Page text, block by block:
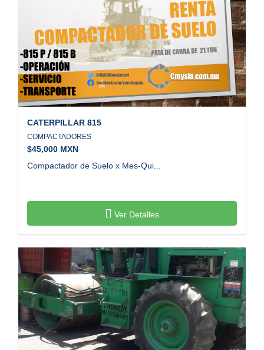
CATERPILLAR 815
COMPACTADORES
$45,000 MXN
Compactador de Suelo x Mes-Qui...
Ver Detalles